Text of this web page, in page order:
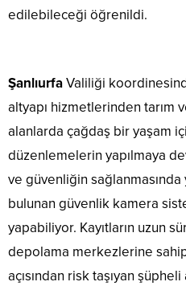
edilebileceği öğrenildi.
ŞanlıurfaValiliği
altyapı hizmetlerinden tarım
alanlarda çağdaş bir yaşam
düzenlemelerin yapılmaya
ve güvenliğin sağlanmasında
bulunan güvenlik kamera
yapabiliyor. Kayıtların uzun
depolama merkezlerine
açısından risk taşıyan